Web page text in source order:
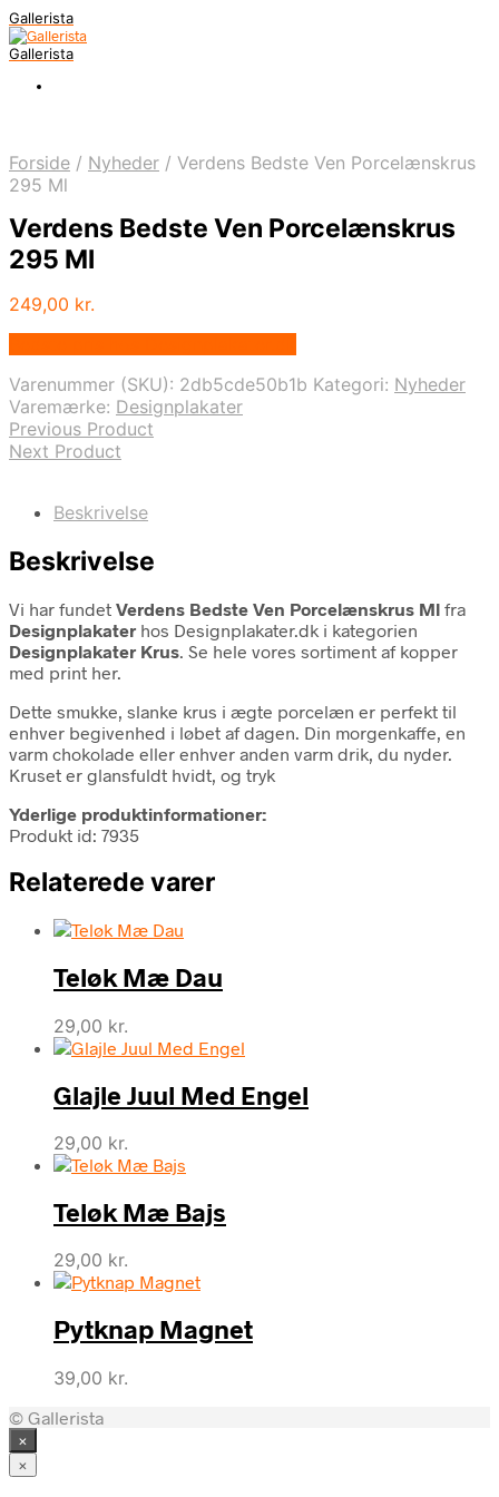
Gallerista
Gallerista
Forside / Nyheder / Verdens Bedste Ven Porcelænskrus
295 Ml
Verdens Bedste Ven Porcelænskrus
295 Ml
249,00 kr.
Varenummer (SKU): 2db5cde50b1b Kategori: Nyheder
Varemærke: Designplakater
Previous Product
Next Product
Beskrivelse
Beskrivelse
Vi har fundet Verdens Bedste Ven Porcelænskrus Ml fra
Designplakater hos Designplakater.dk i kategorien
Designplakater Krus. Se hele vores sortiment af kopper
med print her.
Dette smukke, slanke krus i ægte porcelæn er perfekt til
enhver begivenhed i løbet af dagen. Din morgenkaffe, en
varm chokolade eller enhver anden varm drik, du nyder.
Kruset er glansfuldt hvidt, og tryk
Yderlige produktinformationer:
Produkt id: 7935
Relaterede varer
Teløk Mæ Dau
29,00 kr.
Glajle Juul Med Engel
29,00 kr.
Teløk Mæ Bajs
29,00 kr.
Pytknap Magnet
39,00 kr.
© Gallerista
×
×